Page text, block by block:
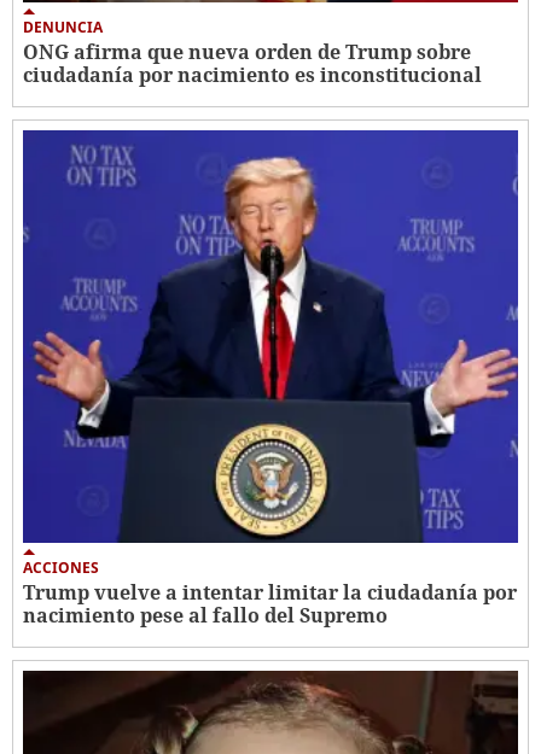
DENUNCIA
ONG afirma que nueva orden de Trump sobre
ciudadanía por nacimiento es inconstitucional
ACCIONES
Trump vuelve a intentar limitar la ciudadanía por
nacimiento pese al fallo del Supremo